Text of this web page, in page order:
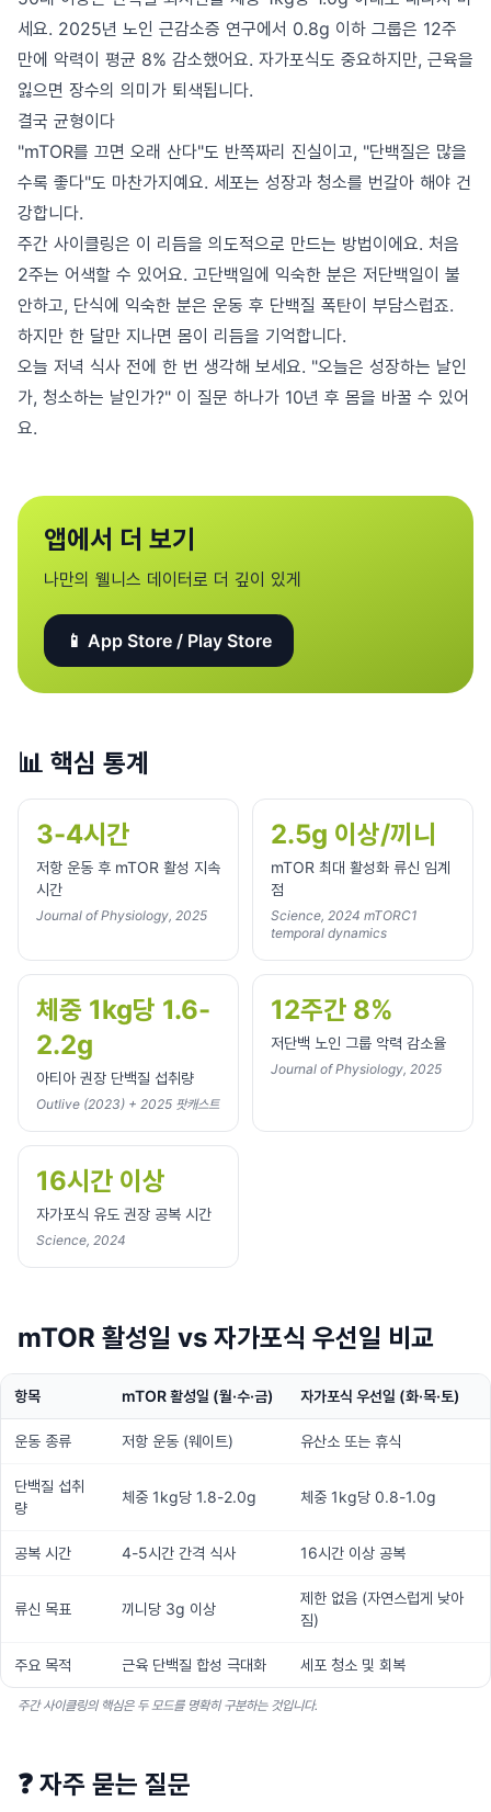
세요. 2025년 노인 근감소증 연구에서 0.8g 이하 그룹은 12주
만에 악력이 평균 8% 감소했어요. 자가포식도 중요하지만, 근육을
잃으면 장수의 의미가 퇴색됩니다.
결국 균형이다
"mTOR를 끄면 오래 산다"도 반쪽짜리 진실이고, "단백질은 많을
수록 좋다"도 마찬가지예요. 세포는 성장과 청소를 번갈아 해야 건
강합니다.
주간 사이클링은 이 리듬을 의도적으로 만드는 방법이에요. 처음
2주는 어색할 수 있어요. 고단백일에 익숙한 분은 저단백일이 불
안하고, 단식에 익숙한 분은 운동 후 단백질 폭탄이 부담스럽죠.
하지만 한 달만 지나면 몸이 리듬을 기억합니다.
오늘 저녁 식사 전에 한 번 생각해 보세요. "오늘은 성장하는 날인
가, 청소하는 날인가?" 이 질문 하나가 10년 후 몸을 바꿀 수 있어
요.
앱에서 더 보기
나만의 웰니스 데이터로 더 깊이 있게
📱 App Store / Play Store
📊 핵심 통계
3-4시간
저항 운동 후 mTOR 활성 지속
시간
Journal of Physiology, 2025
2.5g 이상/끼니
mTOR 최대 활성화 류신 임계
점
Science, 2024 mTORC1
temporal dynamics
체중 1kg당 1.6-
2.2g
아티아 권장 단백질 섭취량
Outlive (2023) + 2025 팟캐스트
12주간 8%
저단백 노인 그룹 악력 감소율
Journal of Physiology, 2025
16시간 이상
자가포식 유도 권장 공복 시간
Science, 2024
mTOR 활성일 vs 자가포식 우선일 비교
항목 mTOR 활성일 (월·수·금) 자가포식 우선일 (화·목·토)
운동 종류 저항 운동 (웨이트) 유산소 또는 휴식
단백질 섭취
량
체중 1kg당 1.8-2.0g 체중 1kg당 0.8-1.0g
공복 시간 4-5시간 간격 식사 16시간 이상 공복
류신 목표 끼니당 3g 이상
제한 없음 (자연스럽게 낮아
짐)
주요 목적 근육 단백질 합성 극대화 세포 청소 및 회복
주간 사이클링의 핵심은 두 모드를 명확히 구분하는 것입니다.
❓ 자주 묻는 질문